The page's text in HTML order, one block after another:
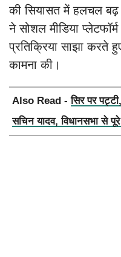
की सियासत में हलचल बढ़
ने सोशल मीडिया
प्रतिक्रिया साझा करते
कामना की।
Also Read -सिर पर
सचिन यादव, विधानसभा से